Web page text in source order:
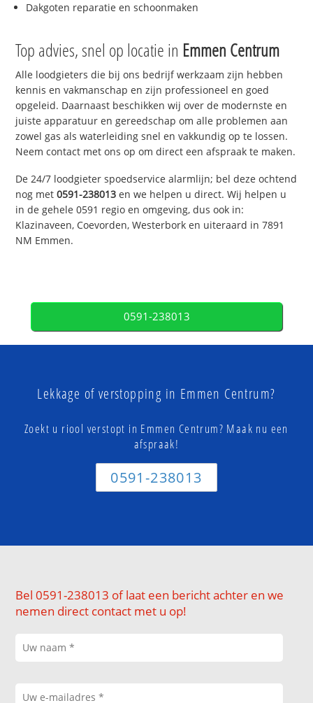
Dakgoten reparatie en schoonmaken
Top advies, snel op locatie in Emmen Centrum
Alle loodgieters die bij ons bedrijf werkzaam zijn hebben
kennis en vakmanschap en zijn professioneel en goed
opgeleid. Daarnaast beschikken wij over de modernste en
juiste apparatuur en gereedschap om alle problemen aan
zowel gas als waterleiding snel en vakkundig op te lossen.
Neem contact met ons op om direct een afspraak te maken.
De 24/7 loodgieter spoedservice alarmlijn; bel deze ochtend
nog met0591-238013 en we helpen u direct. Wij helpen u
in de gehele 0591 regio en omgeving, dus ook in:
Klazinaveen, Coevorden, Westerbork en uiteraard in 7891
NM Emmen.
0591-238013
Lekkage of verstopping in Emmen Centrum?
Zoekt u riool verstopt in Emmen Centrum? Maak nu een
afspraak!
0591-238013
Bel 0591-238013 of laat een bericht achter en we
nemen direct contact met u op!